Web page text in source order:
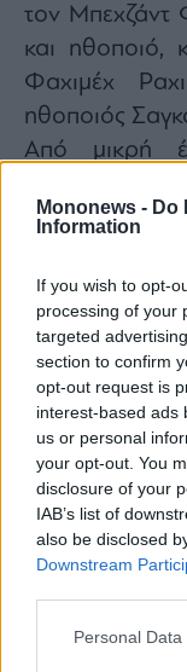
Mononews - Do
Information
If you wish to opt-
processing of your
targeted
section to confirm
opt-out request is
interest-based ads
us or personal
your opt-out. You
disclosure of your
IAB’s list of
also be disclosed
Downstream
Personal
τον Μπεχζάντ
και ηθοποιό,
Φαχιμέχ
ηθοποιός
Από μικρή
ανησυχίες
στην
εμπειρία στην
Τι
Το όνομα
πατέρα της
αγαπάει»,
Ραχαβαρντ
Η πρώτη
Η πρώτη